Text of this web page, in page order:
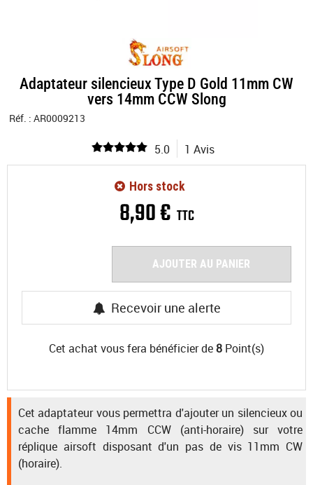
Adaptateur silencieux Type D Gold 11mm CW
vers 14mm CCW Slong
Réf. : AR0009213
5.0 1 Avis
8,90€ TTC
Hors stock
AJOUTER AU PANIER
Recevoir une alerte
Cet achat vous fera bénéficier de8 Point(s)
Cet adaptateur vous permettra d'ajouter un silencieux ou
cache flamme 14mm CCW (anti-horaire) sur votre
réplique airsoft disposant d'un pas de vis 11mm CW
(horaire).